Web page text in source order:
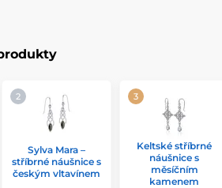
jako srdce, strom života a další
a zažijte kouzlo a krásu tohoto
Sylva Mara –
stříbrné náušnice s
českým vltavínem
Keltské stříbrné
náušnice s
měsíčním
kamenem